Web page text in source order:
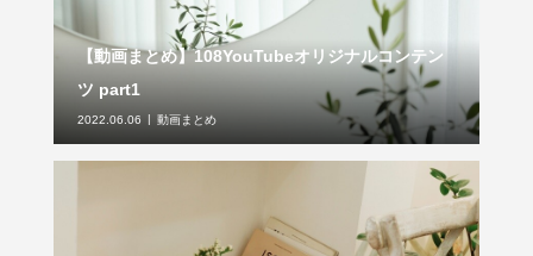
【動画まとめ】108YouTubeオリジナルコンテン
ツ part1
2022.06.06 動画まとめ